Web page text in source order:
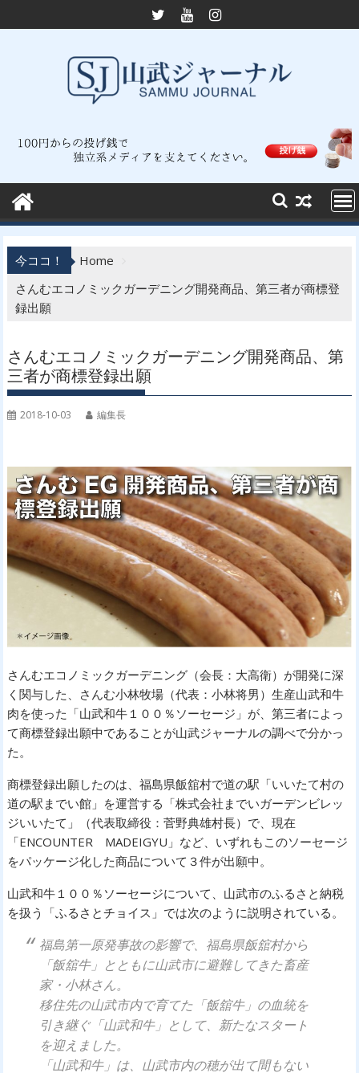
to
今ココ！
Home
さんむエコノミックガーデニング開発商品、第三者が商標登
録出願
さんむエコノミックガーデニング開発商品、第
三者が商標登録出願
2018-10-03 編集長
さんむエコノミックガーデニング（会長：大高衛）が開発に深
く関与した、さんむ小林牧場（代表：小林将男）生産山武和牛
肉を使った「山武和牛１００％ソーセージ」が、第三者によっ
て商標登録出願中であることが山武ジャーナルの調べで分かっ
た。
商標登録出願したのは、福島県飯舘村で道の駅「いいたて村の
道の駅までい館」を運営する「株式会社までいガーデンビレッ
ジいいたて」（代表取締役：菅野典雄村長）で、現在
「ENCOUNTER MADEIGYU」など、いずれもこのソーセージ
をパッケージ化した商品について３件が出願中。
山武和牛１００％ソーセージについて、山武市のふるさと納税
を扱う「ふるさとチョイス」では次のように説明されている。
福島第一原発事故の影響で、福島県飯舘村から
「飯舘牛」とともに山武市に避難してきた畜産
家・小林さん。
移住先の山武市内で育てた「飯舘牛」の血統を
引き継ぐ「山武和牛」として、新たなスタート
を迎えました。
「山武和牛」は、山武市内の穂が出て間もない